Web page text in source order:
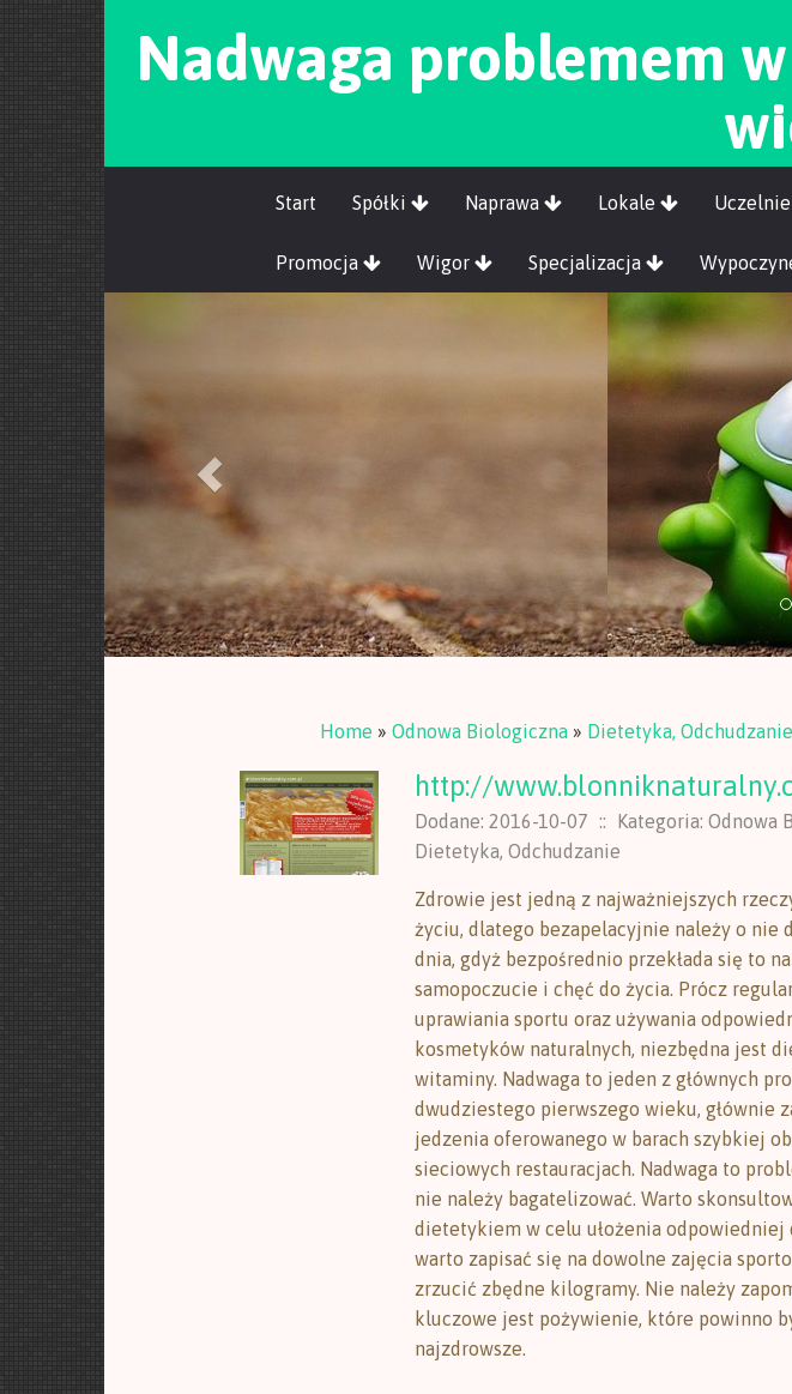
Nadwaga problemem
Start Spółki Naprawa Lokale Uczelnie
Promocja Wigor Specjalizacja
Home » Odnowa Biologiczna » Dietetyka, Odchudzanie
http://
Dodane: 2016-10-07 ::
Kategoria: Odnowa
Dietetyka, Odchudzanie
Zdrowie jest jedną z najważniejszych
życiu, dlatego bezapelacyjnie należy o nie
dnia, gdyż bezpośrednio przekłada się to
samopoczucie i chęć do życia. Prócz
uprawiania sportu oraz używania
kosmetyków naturalnych, niezbędna jest
witaminy. Nadwaga to jeden z głównych
dwudziestego pierwszego wieku, głównie
jedzenia oferowanego w barach szybkiej
sieciowych restauracjach. Nadwaga to
nie należy bagatelizować. Warto
dietetykiem w celu ułożenia odpowiedniej
warto zapisać się na dowolne zajęcia
zrzucić zbędne kilogramy. Nie należy
kluczowe jest pożywienie, które powinno
najzdrowsze.